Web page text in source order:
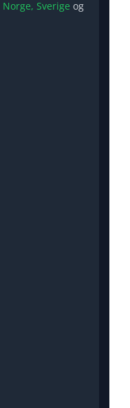
Norge, Sverige og